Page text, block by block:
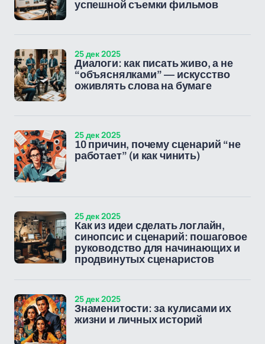
успешной съемки фильмов
Диалоги: как писать живо, а не
“объяснялками” — искусство
оживлять слова на бумаге
25 дек 2025
10 причин, почему сценарий “не
работает” (и как чинить)
25 дек 2025
Как из идеи сделать логлайн,
синопсис и сценарий: пошаговое
руководство для начинающих и
продвинутых сценаристов
25 дек 2025
Знаменитости: за кулисами их
жизни и личных историй
25 дек 2025